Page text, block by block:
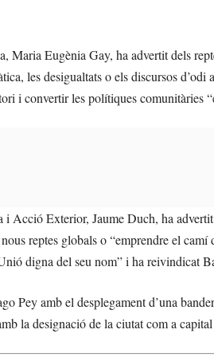
Maria Eugènia Gay, ha advertit dels
les desigualtats o els discursos
i convertir les polítiques comunitàries
i Acció Exterior, Jaume Duch, ha
reptes globals o “emprendre el
digna del seu nom” i ha reivindicat
Pey amb el desplegament d’una
la designació de la ciutat com a